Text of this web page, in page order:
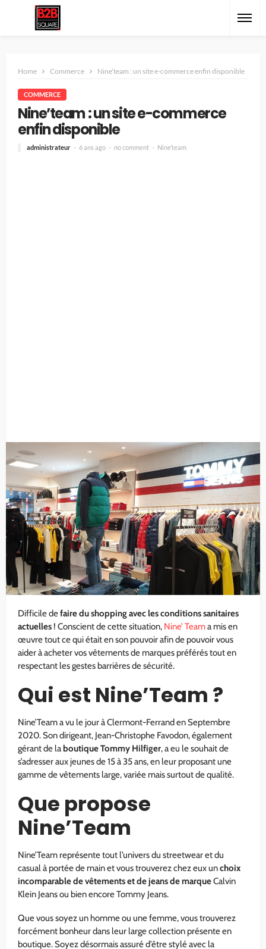
Home Commerce Nine’team : un site e-commerce enfin disponible
COMMERCE
Nine’team : un site e-commerce
enfin disponible
administrateur 6 ans ago no comment Nine’team
Difficile defaire du shopping avec les conditions sanitaires
actuelles ! Conscient de cette situation, Nine’ Teama mis en
œuvre tout ce qui était en son pouvoir afin de pouvoir vous
aider à acheter vos vêtements de marques préférés tout en
respectant les gestes barrières de sécurité.
Qui est Nine’Team ?
Nine’Team a vu le jour à Clermont-Ferrand en Septembre
2020. Son dirigeant, Jean-Christophe Favodon, également
gérant de la boutique Tommy Hilfiger, a eu le souhait de
s’adresser aux jeunes de 15 à 35 ans, en leur proposant une
gamme de vêtements large, variée mais surtout de qualité.
Que propose
Nine’Team
Nine’Team représente tout l’univers du streetwear et du
casual à portée de main et vous trouverez chez eux unchoix
incomparable de vêtements et de jeans de marqueCalvin
Klein Jeans ou bien encore Tommy Jeans.
Que vous soyez un homme ou une femme, vous trouverez
forcément bonheur dans leur large collection présente en
boutique. Soyez désormais assuré d’être stylé avec la